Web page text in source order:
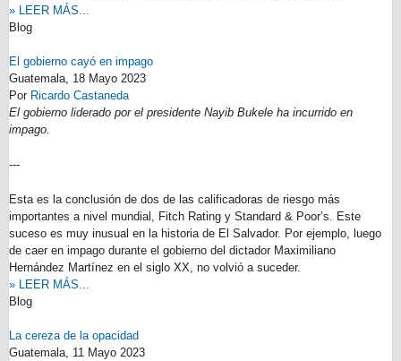
» LEER MÁS...
Blog
El gobierno cayó en impago
Guatemala, 18 Mayo 2023
Por Ricardo Castaneda
El gobierno liderado por el presidente Nayib Bukele ha incurrido en
impago.
---
Esta es la conclusión de dos de las calificadoras de riesgo más
importantes a nivel mundial, Fitch Rating y Standard & Poor’s. Este
suceso es muy inusual en la historia de El Salvador. Por ejemplo, luego
de caer en impago durante el gobierno del dictador Maximiliano
Hernández Martínez en el siglo XX, no volvió a suceder.
» LEER MÁS...
Blog
La cereza de la opacidad
Guatemala, 11 Mayo 2023